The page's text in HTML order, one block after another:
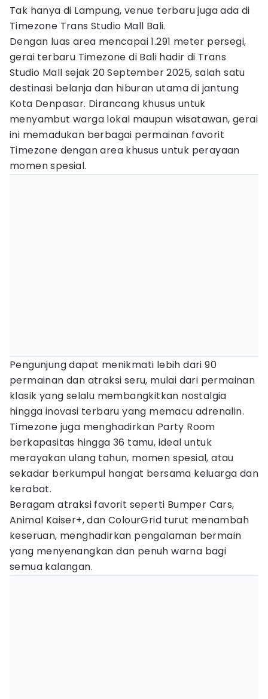
Tak hanya di Lampung, venue terbaru juga ada di
Timezone Trans Studio Mall Bali.
Dengan luas area mencapai 1.291 meter persegi,
gerai terbaru Timezone di Bali hadir di Trans
Studio Mall sejak 20 September 2025, salah satu
destinasi belanja dan hiburan utama di jantung
Kota Denpasar. Dirancang khusus untuk
menyambut warga lokal maupun wisatawan, gerai
ini memadukan berbagai permainan favorit
Timezone dengan area khusus untuk perayaan
momen spesial.
Pengunjung dapat menikmati lebih dari 90
permainan dan atraksi seru, mulai dari permainan
klasik yang selalu membangkitkan nostalgia
hingga inovasi terbaru yang memacu adrenalin.
Timezone juga menghadirkan Party Room
berkapasitas hingga 36 tamu, ideal untuk
merayakan ulang tahun, momen spesial, atau
sekadar berkumpul hangat bersama keluarga dan
kerabat.
Beragam atraksi favorit seperti Bumper Cars,
Animal Kaiser+, dan ColourGrid turut menambah
keseruan, menghadirkan pengalaman bermain
yang menyenangkan dan penuh warna bagi
semua kalangan.